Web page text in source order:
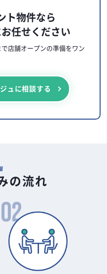
ト物件なら
任せください
店舗オープンの準備をワン
ュに相談する
の流れ
02